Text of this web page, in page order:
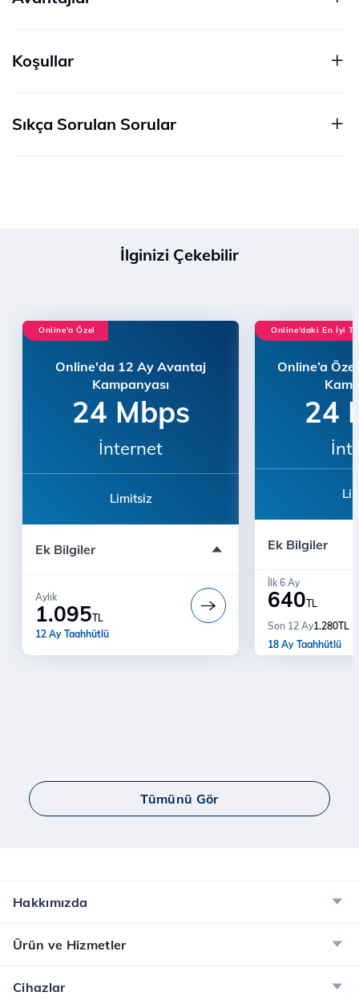
Koşullar
Sıkça Sorulan Sorular
İlginizi Çekebilir
Online'a Özel
Online'da 12 Ay Avantaj
Kampanyası
24 Mbps
İnternet
Limitsiz
Ek Bilgiler
mağazalarda geçerli değildir.
Modem ücreti dahil değildir
12 Ay Taahhütlü
1.095TL
Aylık
Online'daki En İyi
Online’a
24
Ek Bilgiler
mağazalarda
Bi' Dünya Fırsat
Ücretsiz
18 Ay Taahhütlü
640TL
İlk 6 Ay
1.280TL
Son 12 Ay
Tümünü Gör
Hakkımızda
Ürün ve Hizmetler
Cihazlar